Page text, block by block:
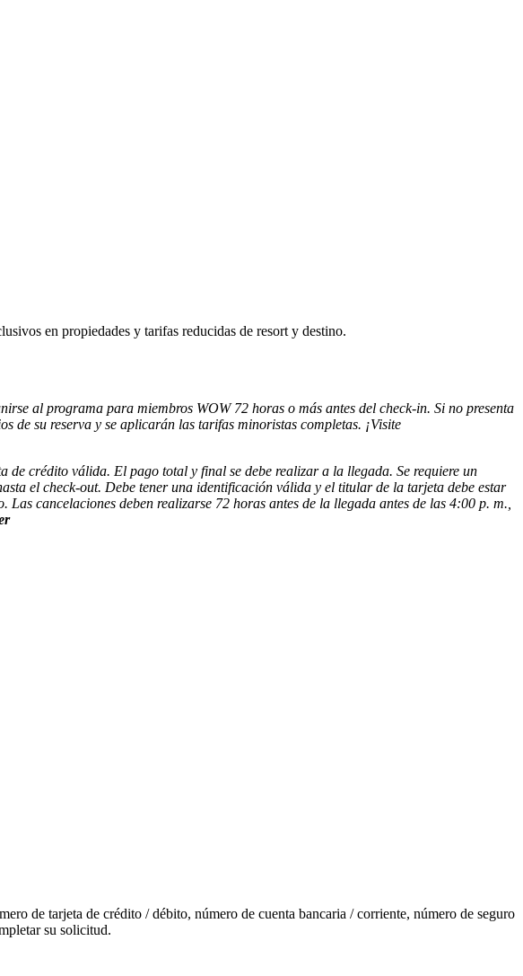
en propiedades y tarifas reducidas de resort y destino.
al programa para miembros WOW 72 horas o más antes del check-in. Si no presenta
de su reserva y se aplicarán las tarifas minoristas completas. ¡Visite
de crédito válida. El pago total y final se debe realizar a la llegada. Se requiere un
el check-out. Debe tener una identificación válida y el titular de la tarjeta debe estar
cancelaciones deben realizarse 72 horas antes de la llegada antes de las 4:00 p. m.,
de tarjeta de crédito / débito, número de cuenta bancaria / corriente, número de seguro
su solicitud.